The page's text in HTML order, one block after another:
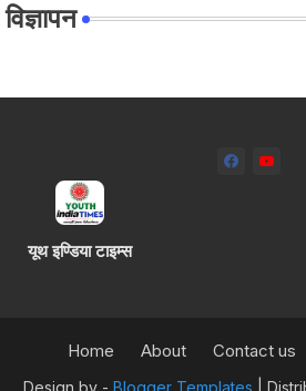
विज्ञापन
यूथ इण्डिया टाइम्स
Design by - Blogger Templates |
Home About Contact us